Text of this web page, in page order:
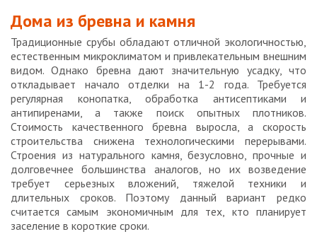
Дома из бревна и камня
Традиционные срубы обладают отличной экологичностью,
естественным микроклиматом и привлекательным внешним
видом. Однако бревна дают значительную усадку, что
откладывает начало отделки на 1-2 года. Требуется
регулярная конопатка, обработка антисептиками и
антипиренами, а также поиск опытных плотников.
Стоимость качественного бревна выросла, а скорость
строительства снижена технологическими перерывами.
Строения из натурального камня, безусловно, прочные и
долговечнее большинства аналогов, но их возведение
требует серьезных вложений, тяжелой техники и
длительных сроков. Поэтому данный вариант редко
считается самым экономичным для тех, кто планирует
заселение в короткие сроки.